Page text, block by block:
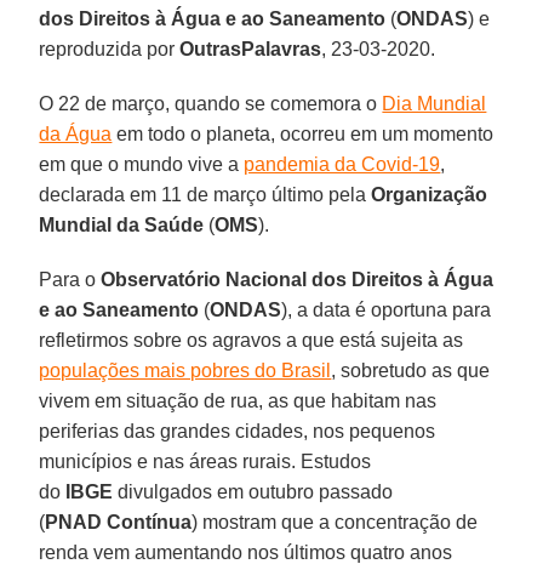
dos Direitos à Água e ao Saneamento (ONDAS) e
reproduzida porOutrasPalavras, 23-03-2020.
O 22 de março, quando se comemora o Dia Mundial
da Água em todo o planeta, ocorreu em um momento
em que o mundo vive a pandemia da Covid-19,
declarada em 11 de março último pelaOrganização
Mundial da Saúde (OMS).
Para oObservatório Nacional dos Direitos à Água
e ao Saneamento (ONDAS), a data é oportuna para
refletirmos sobre os agravos a que está sujeita as
populações mais pobres do Brasil , sobretudo as que
vivem em situação de rua, as que habitam nas
periferias das grandes cidades, nos pequenos
municípios e nas áreas rurais. Estudos
do
IBGE divulgados em outubro passado
(PNAD Contínua) mostram que a concentração de
renda vem aumentando nos últimos quatro anos